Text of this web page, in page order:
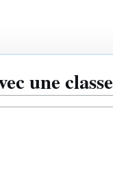
une classe